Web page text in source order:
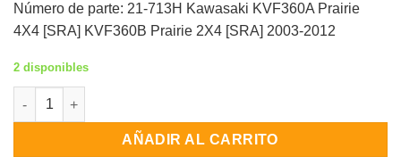
Número de parte: 21-713H Kawasaki KVF360A Prairie
4X4 [SRA] KVF360B Prairie 2X4 [SRA] 2003-2012
2 disponibles
Estator Kawasaki KVF360A Prairie 4X4 [SRA] KVF360B Prairie
AÑADIR AL CARRITO